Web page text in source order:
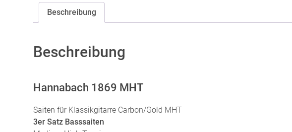
Beschreibung
Beschreibung
Hannabach 1869 MHT
Saiten für Klassikgitarre Carbon/Gold MHT
3er Satz Basssaiten